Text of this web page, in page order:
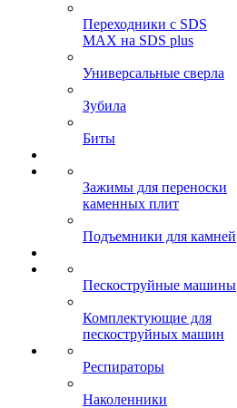
Переходники с SDS
MAX на SDS plus
Универсальные сверла
Зубила
Биты
Зажимы для переноски
каменных плит
Подъемники для камней
Пескоструйные машины
Комплектующие для
пескоструйных машин
Респираторы
Наколенники